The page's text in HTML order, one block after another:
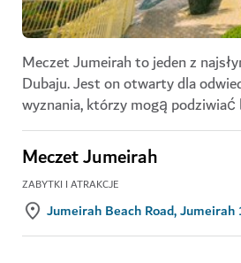
Meczet Jumeirah to jeden z
Dubaju. Jest on otwarty dla
wyznania, którzy mogą podziwiać
Meczet Jumeirah
ZABYTKI I ATRAKCJE
Jumeirah Beach Road,